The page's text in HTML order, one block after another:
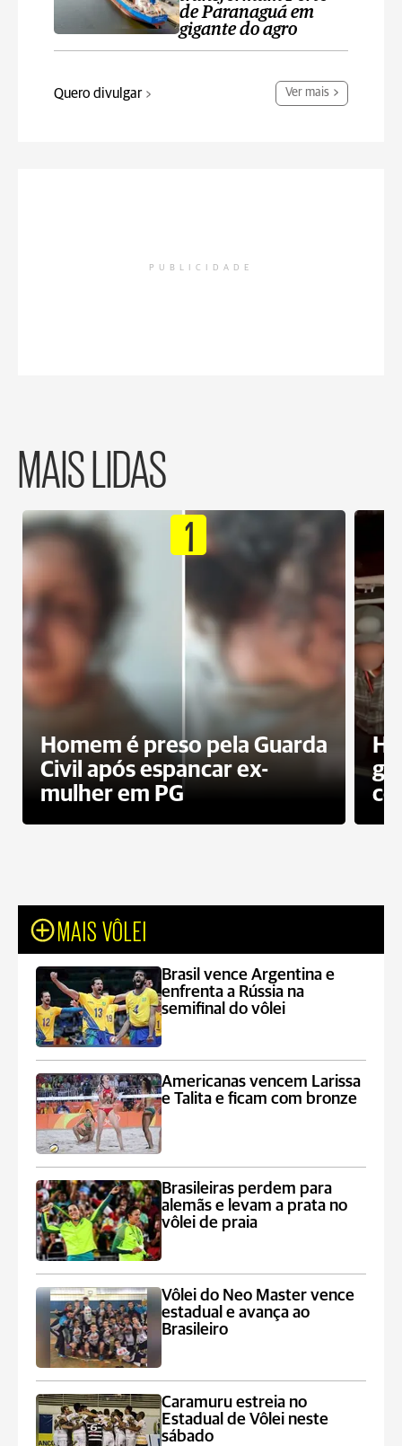
de Paranaguá em
gigante do agro
Quero divulgar Ver mais
PUBLICIDADE
MAIS LIDAS
1
Homem é preso pela Guarda
Civil após espancar ex-
mulher em PG
MAIS VÔLEI
Brasil vence Argentina e
enfrenta a Rússia na
semifinal do vôlei
Americanas vencem Larissa
e Talita e ficam com bronze
Brasileiras perdem para
alemãs e levam a prata no
vôlei de praia
Vôlei do Neo Master vence
estadual e avança ao
Brasileiro
Caramuru estreia no
Estadual de Vôlei neste
sábado